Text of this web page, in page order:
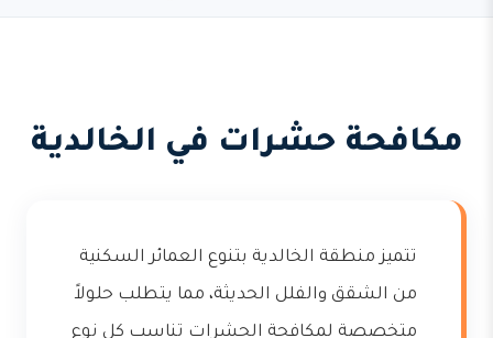
مكافحة حشرات في الخالدية
تتميز منطقة الخالدية بتنوع العمائر السكنية
من الشقق والفلل الحديثة، مما يتطلب حلولاً
متخصصة لمكافحة الحشرات تناسب كل نوع